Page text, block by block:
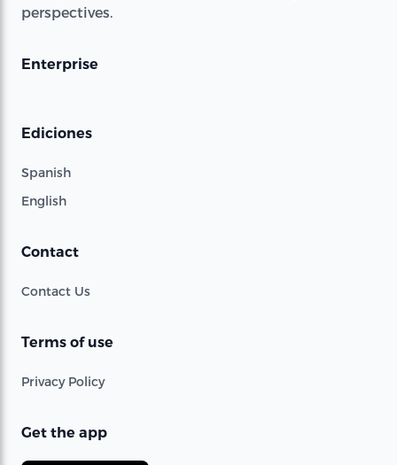
perspectives.
Enterprise
Ediciones
Spanish
English
Contact
Contact Us
Terms of use
Privacy Policy
Get the app